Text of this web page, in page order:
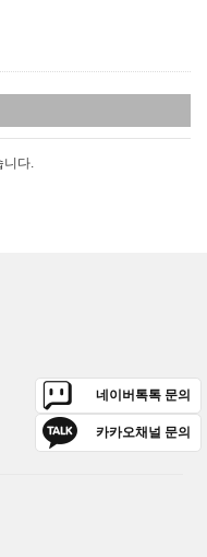
니다.
네이버톡톡 문의
카카오채널 문의